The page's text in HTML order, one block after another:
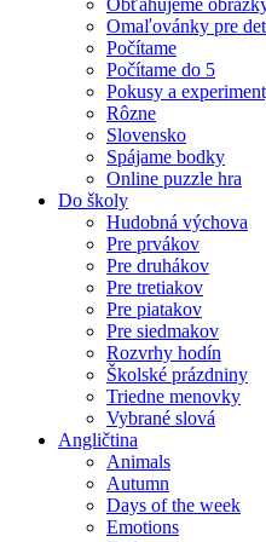
Obťahujeme
Omaľovánky pre
Počítame
Počítame do 5
Pokusy a
Rôzne
Slovensko
Spájame bodky
Online puzzle hra
Do školy
Hudobná výchova
Pre prvákov
Pre druhákov
Pre tretiakov
Pre piatakov
Pre siedmakov
Rozvrhy hodín
Školské prázdniny
Triedne menovky
Vybrané slová
Angličtina
Animals
Autumn
Days of the week
Emotions